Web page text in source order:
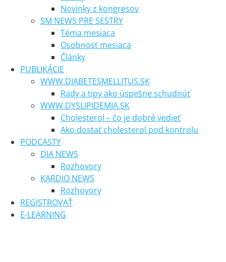
Novinky z kongresov
SM NEWS PRE SESTRY
Téma mesiaca
Osobnosť mesiaca
Články
PUBLIKÁCIE
WWW.DIABETESMELLITUS.SK
Rady a tipy ako úspešne schudnúť
WWW.DYSLIPIDEMIA.SK
Cholesterol – čo je dobré vedieť
Ako dostať cholesterol pod kontrolu
PODCASTY
DIA NEWS
Rozhovory
KARDIO NEWS
Rozhovory
REGISTROVAŤ
E-LEARNING